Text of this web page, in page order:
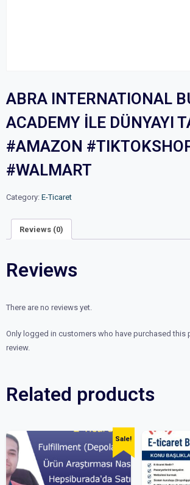
ABRA INTERNATIONAL
ACADEMY İLE DÜNYAYI
#AMAZON
#WALMART
Category: E-Ticaret
Reviews (0)
Reviews
There are no reviews yet.
Only logged in customers who have purchased this
review.
Related products
Sale!